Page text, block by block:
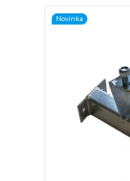
Novinka